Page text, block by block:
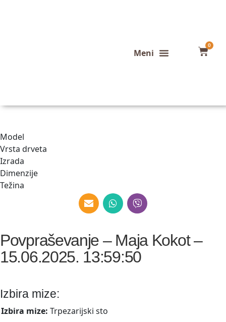
0
Model
Vrsta drveta
Izrada
Dimenzije
Težina
Povpraševanje – Maja Kokot –
15.06.2025. 13:59:50
Izbira mize:
Izbira mize: Trpezarijski sto